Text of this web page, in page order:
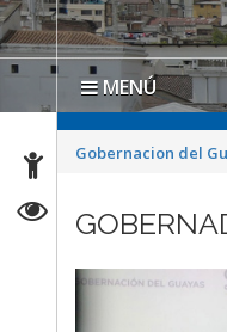
MENÚ
Gobernacion del